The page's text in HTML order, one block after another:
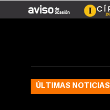
ÚLTIMAS NOTICIAS